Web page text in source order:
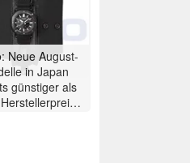
Neue August-
in Japan
günstiger als